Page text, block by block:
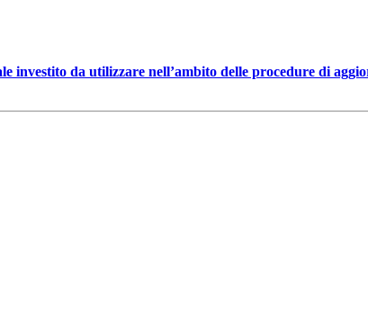
investito da utilizzare nell’ambito delle procedure di